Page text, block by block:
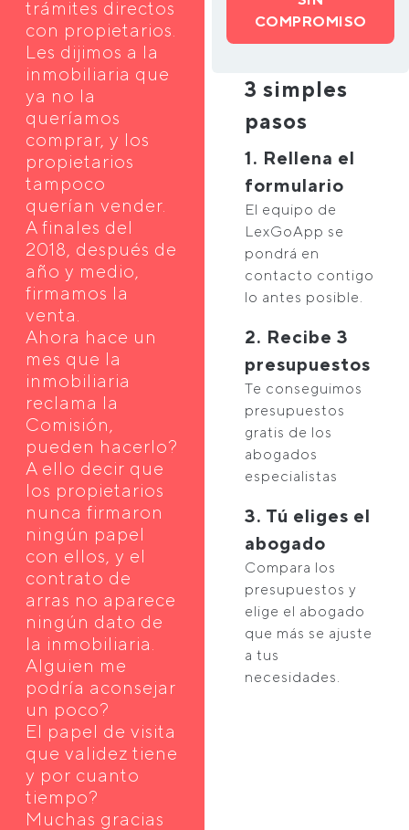
trámites directos
con propietarios.
Les dijimos a la
inmobiliaria que
ya no la
queríamos
comprar, y los
propietarios
tampoco
querían vender.
A finales del
2018, después de
año y medio,
firmamos la
venta.
Ahora hace un
mes que la
inmobiliaria
reclama la
Comisión,
pueden hacerlo?
A ello decir que
los propietarios
nunca firmaron
ningún papel
con ellos, y el
contrato de
arras no aparece
ningún dato de
la inmobiliaria.
Alguien me
podría aconsejar
un poco?
El papel de visita
que validez tiene
y por cuanto
tiempo?
Muchas gracias
COMPROMISO
3 simples
pasos
1. Rellena el
formulario
El equipo de
LexGoApp se
pondrá en
contacto contigo
lo antes posible.
2. Recibe 3
presupuestos
Te conseguimos
presupuestos
gratis de los
abogados
especialistas
3. Tú eliges el
abogado
Compara los
presupuestos y
elige el abogado
que más se ajuste
a tus
necesidades.